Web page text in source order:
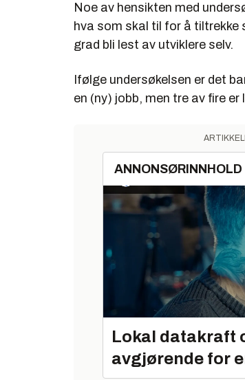
Noe av hensikten med
hva som skal til for å tiltrekke
grad bli lest av utviklere selv.
Ifølge undersøkelsen er det
en (ny) jobb, men tre av fire
ANNONSØRINNHOLD
Lokal datakraft
avgjørende for